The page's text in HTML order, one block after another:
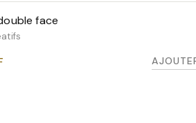
AJOUTER AU PANIER
face